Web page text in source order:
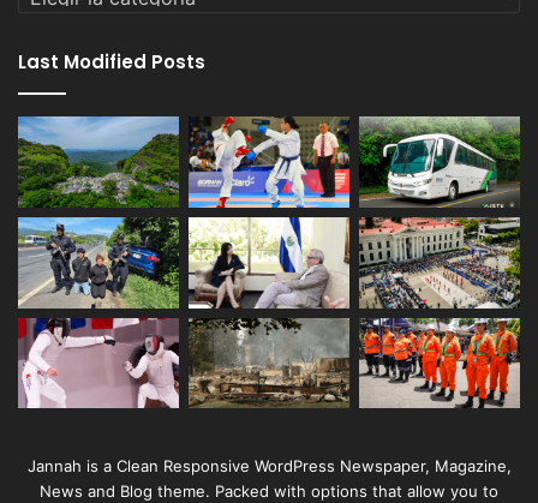
Last Modified Posts
Jannah is a Clean Responsive WordPress Newspaper, Magazine,
News and Blog theme. Packed with options that allow you to